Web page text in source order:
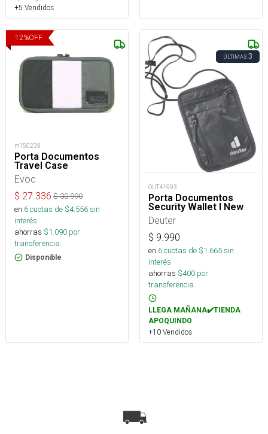
+5 Vendidos
12%OFF
m150239
Porta Documentos
Travel Case
Evoc
$ 27.336 $30.990
en 6cuotas de $4.556sin
interés
ahorras $1.090 por
transferencia.
Disponible
ÚLTIMAS3
OUT41993
Porta Documentos
Security Wallet I New
Deuter
$ 9.990
en 6cuotas de $1.665sin
interés
ahorras $400 por
transferencia.
LLEGA MAÑANA✔️TIENDA
APOQUINDO
+10 Vendidos